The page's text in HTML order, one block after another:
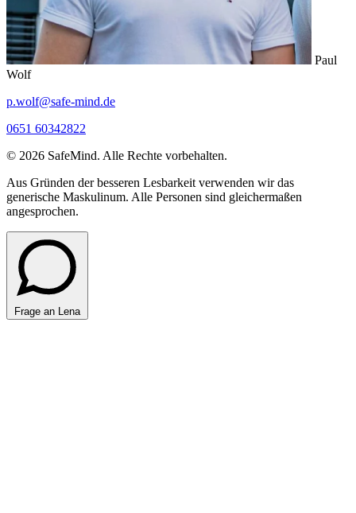
Paul
Wolf
p.wolf@safe-mind.de
0651 60342822
© 2026 SafeMind. Alle Rechte vorbehalten.
Aus Gründen der besseren Lesbarkeit verwenden wir das
generische Maskulinum. Alle Personen sind gleichermaßen
angesprochen.
Frage an Lena